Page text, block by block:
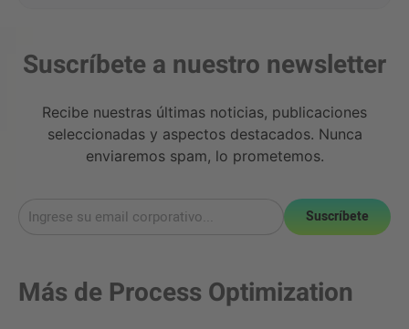
Suscríbete a nuestro newsletter
Recibe nuestras últimas noticias, publicaciones
seleccionadas y aspectos destacados. Nunca
enviaremos spam, lo prometemos.
Suscríbete
Más de Process Optimization